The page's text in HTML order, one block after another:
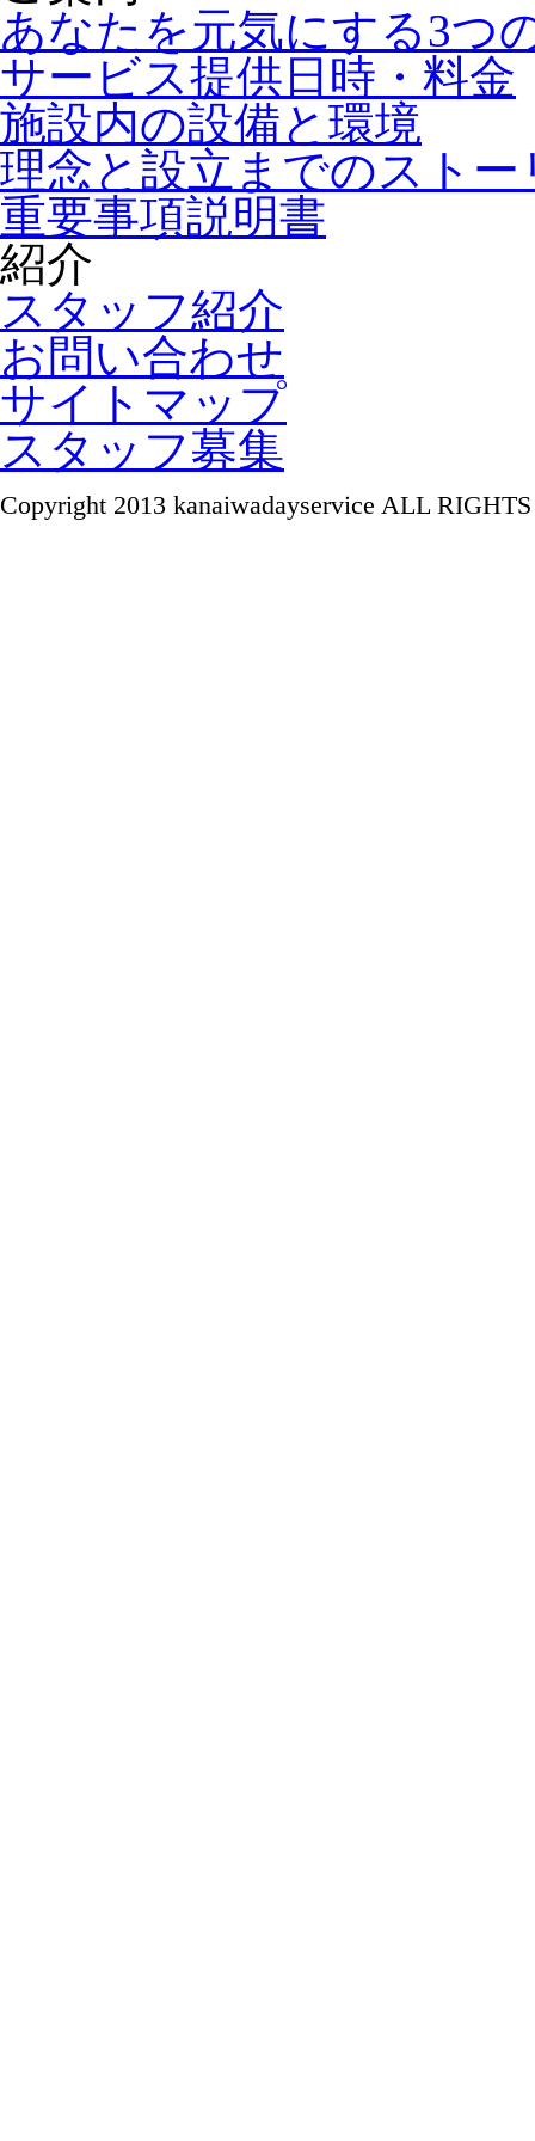
あなたを元気にする3つ
サービス提供日時・料金
施設内の設備と環境
理念と設立までのストー
重要事項説明書
紹介
スタッフ紹介
お問い合わせ
サイトマップ
スタッフ募集
Copyright 2013 kanaiwadayservice ALL